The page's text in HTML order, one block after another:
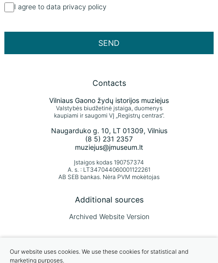
I agree to data privacy policy
SEND
Contacts
Vilniaus Gaono žydų istorijos muziejus
Valstybės biudžetinė įstaiga, duomenys
kaupiami ir saugomi VĮ „Registrų centras“.
Naugarduko g. 10, LT 01309, Vilnius
(8 5) 231 2357
muziejus@jmuseum.lt
Įstaigos kodas 190757374
A. s. : LT347044060001122261
AB SEB bankas. Nėra PVM mokėtojas
Additional sources
Archived Website Version
Our website uses cookies. We use these cookies for statistical and
marketing purposes.